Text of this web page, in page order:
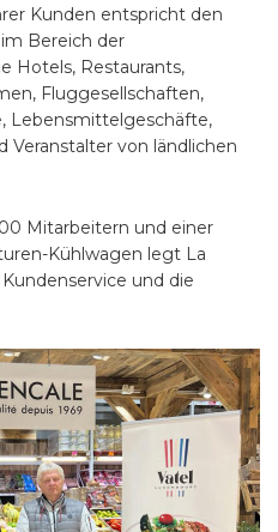
Kunden entspricht den
Bereich der
Hotels, Restaurants,
Fluggesellschaften,
Lebensmittelgeschäfte,
Veranstalter von ländlichen
Mitarbeitern und einer
Kühlwagen legt La
und die